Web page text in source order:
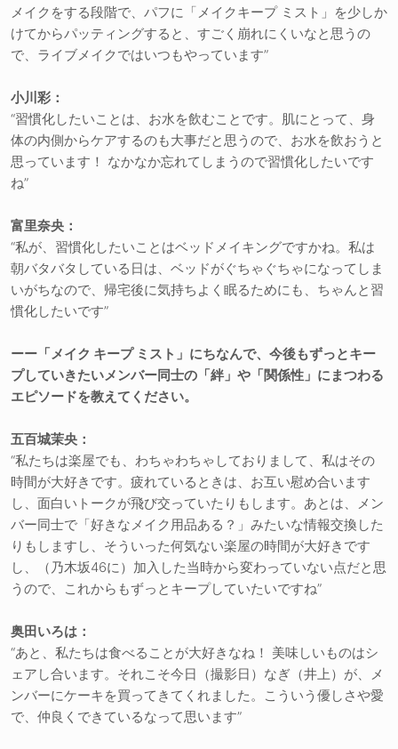
メイクをする段階で、パフに「メイクキープ ミスト」を少しか
けてからパッティングすると、すごく崩れにくいなと思うの
で、ライブメイクではいつもやっています”
小川彩：
“習慣化したいことは、お水を飲むことです。肌にとって、身
体の内側からケアするのも大事だと思うので、お水を飲おうと
思っています！ なかなか忘れてしまうので習慣化したいです
ね”
富里奈央：
“私が、習慣化したいことはベッドメイキングですかね。私は
朝バタバタしている日は、ベッドがぐちゃぐちゃになってしま
いがちなので、帰宅後に気持ちよく眠るためにも、ちゃんと習
慣化したいです”
ーー「メイク キープ ミスト」にちなんで、今後もずっとキー
プしていきたいメンバー同士の「絆」や「関係性」にまつわる
エピソードを教えてください。
五百城茉央：
“私たちは楽屋でも、わちゃわちゃしておりまして、私はその
時間が大好きです。疲れているときは、お互い慰め合います
し、面白いトークが飛び交っていたりもします。あとは、メン
バー同士で「好きなメイク用品ある？」みたいな情報交換した
りもしますし、そういった何気ない楽屋の時間が大好きです
し、（乃木坂46に）加入した当時から変わっていない点だと思
うので、これからもずっとキープしていたいですね”
奥田いろは：
“あと、私たちは食べることが大好きなね！ 美味しいものはシ
ェアし合います。それこそ今日（撮影日）なぎ（井上）が、メ
ンバーにケーキを買ってきてくれました。こういう優しさや愛
で、仲良くできているなって思います”